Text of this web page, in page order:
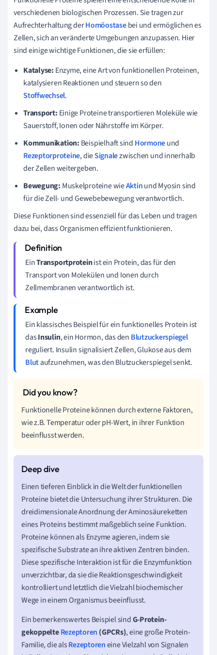
verschiedenen biologischen Prozessen. Sie tragen zur
Aufrechterhaltung derHomöostasebei und ermöglichen es
Zellen, sich an veränderte Umgebungen anzupassen. Hier
sind einige wichtige Funktionen, die sie erfüllen:
Katalyse: Enzyme, eine Art von funktionellen Proteinen,
katalysieren Reaktionen und steuern so den
Stoffwechsel.
Transport: Einige Proteine transportieren Moleküle wie
Sauerstoff, Ionen oder Nährstoffe im Körper.
Kommunikation: Beispielhaft sind Hormoneund
Rezeptorproteine, dieSignalezwischen und innerhalb
der Zellen weitergeben.
Bewegung: Muskelproteine wieAktinund Myosin sind
für die Zell- und Gewebebewegung verantwortlich.
Diese Funktionen sind essenziell für das Leben und tragen
dazu bei, dass Organismen effizient funktionieren.
EinTransportproteinist ein Protein, das für den
Transport von Molekülen und Ionen durch
Zellmembranen verantwortlich ist.
Ein klassisches Beispiel für ein funktionelles Protein ist
dasInsulin, ein Hormon, das den Blutzuckerspiegel
reguliert. Insulin signalisiert Zellen, Glukose aus dem
Blutaufzunehmen, was den Blutzuckerspiegel senkt.
Funktionelle Proteine können durch externe Faktoren,
wie z.B. Temperatur oder pH-Wert, in ihrer Funktion
beeinflusst werden.
Einen tieferen Einblick in die Welt der funktionellen
Proteine bietet die Untersuchung ihrer Strukturen. Die
dreidimensionale Anordnung der Aminosäureketten
eines Proteins bestimmt maßgeblich seine Funktion.
Proteine können als Enzyme agieren, indem sie
spezifische Substrate an ihre aktiven Zentren binden.
Diese spezifische Interaktion ist für die Enzymfunktion
unverzichtbar, da sie die Reaktionsgeschwindigkeit
kontrolliert und letztlich die Vielzahl biochemischer
Wege in einem Organismus beeinflusst.
Ein bemerkenswertes Beispiel sindG-Protein-
gekoppelteRezeptoren (GPCRs), eine große Protein-
Familie, die alsRezeptoreneine Vielzahl von Signalen